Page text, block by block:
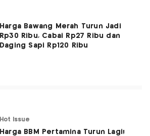
Harga Bawang Merah Turun Jadi
Rp30 Ribu, Cabai Rp27 Ribu dan
Daging Sapi Rp120 Ribu
Hot Issue
Harga BBM Pertamina Turun Lagi!